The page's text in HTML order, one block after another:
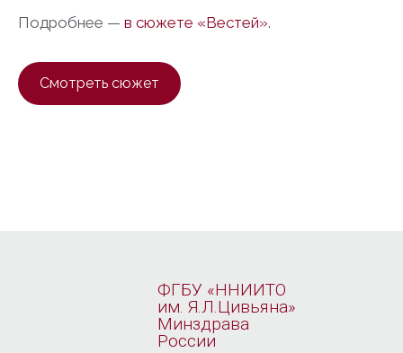
Подробнее — в сюжете «Вестей».
Смотреть сюжет
ФГБУ «ННИИТО
им. Я.Л.Цивьяна»
Минздрава
России